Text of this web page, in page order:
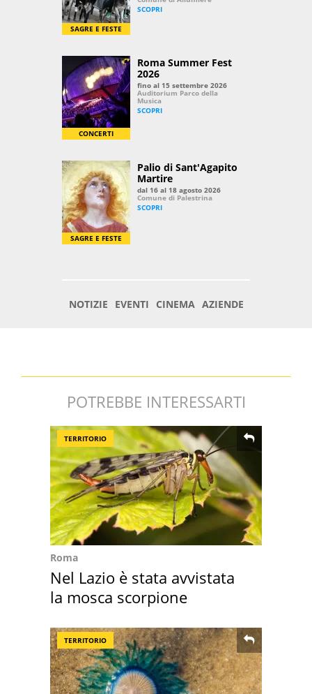
POTREBBE INTERESSARTI
TERRITORIO
Roma
Nel Lazio è stata avvistata
la mosca scorpione
TERRITORIO